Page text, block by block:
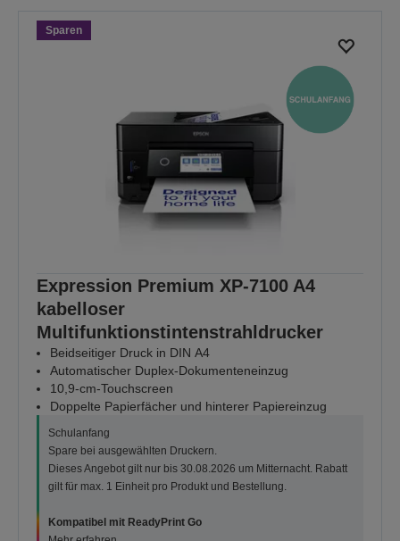
Sparen
Expression Premium XP-7100 A4
kabelloser
Multifunktionstintenstrahldrucker
Beidseitiger Druck in DIN A4
Automatischer Duplex-Dokumenteneinzug
10,9-cm-Touchscreen
Doppelte Papierfächer und hinterer Papiereinzug
Schulanfang
Spare bei ausgewählten Druckern.
Dieses Angebot gilt nur bis 30.08.2026 um Mitternacht. Rabatt
gilt für max. 1 Einheit pro Produkt und Bestellung.
Kompatibel mit ReadyPrint Go